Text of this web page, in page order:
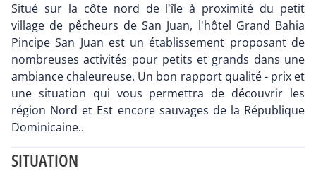
Situé sur la côte nord de l'île à proximité du petit
village de pêcheurs de San Juan, l'hôtel Grand Bahia
Pincipe San Juan est un établissement proposant de
nombreuses activités pour petits et grands dans une
ambiance chaleureuse. Un bon rapport qualité - prix et
une situation qui vous permettra de découvrir les
région Nord et Est encore sauvages de la République
Dominicaine..
SITUATION